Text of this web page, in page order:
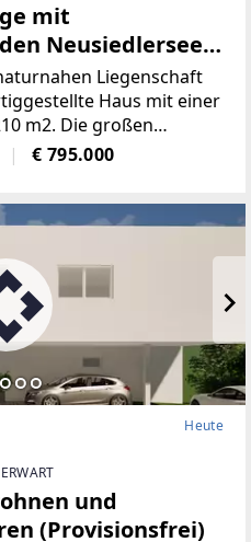
mit
Neusiedlersee
Liegenschaft
Haus mit einer
m2. Die großen
und ermöglichen auf
Blick
€ 795.000
Heute
und
(Provisionsfrei)